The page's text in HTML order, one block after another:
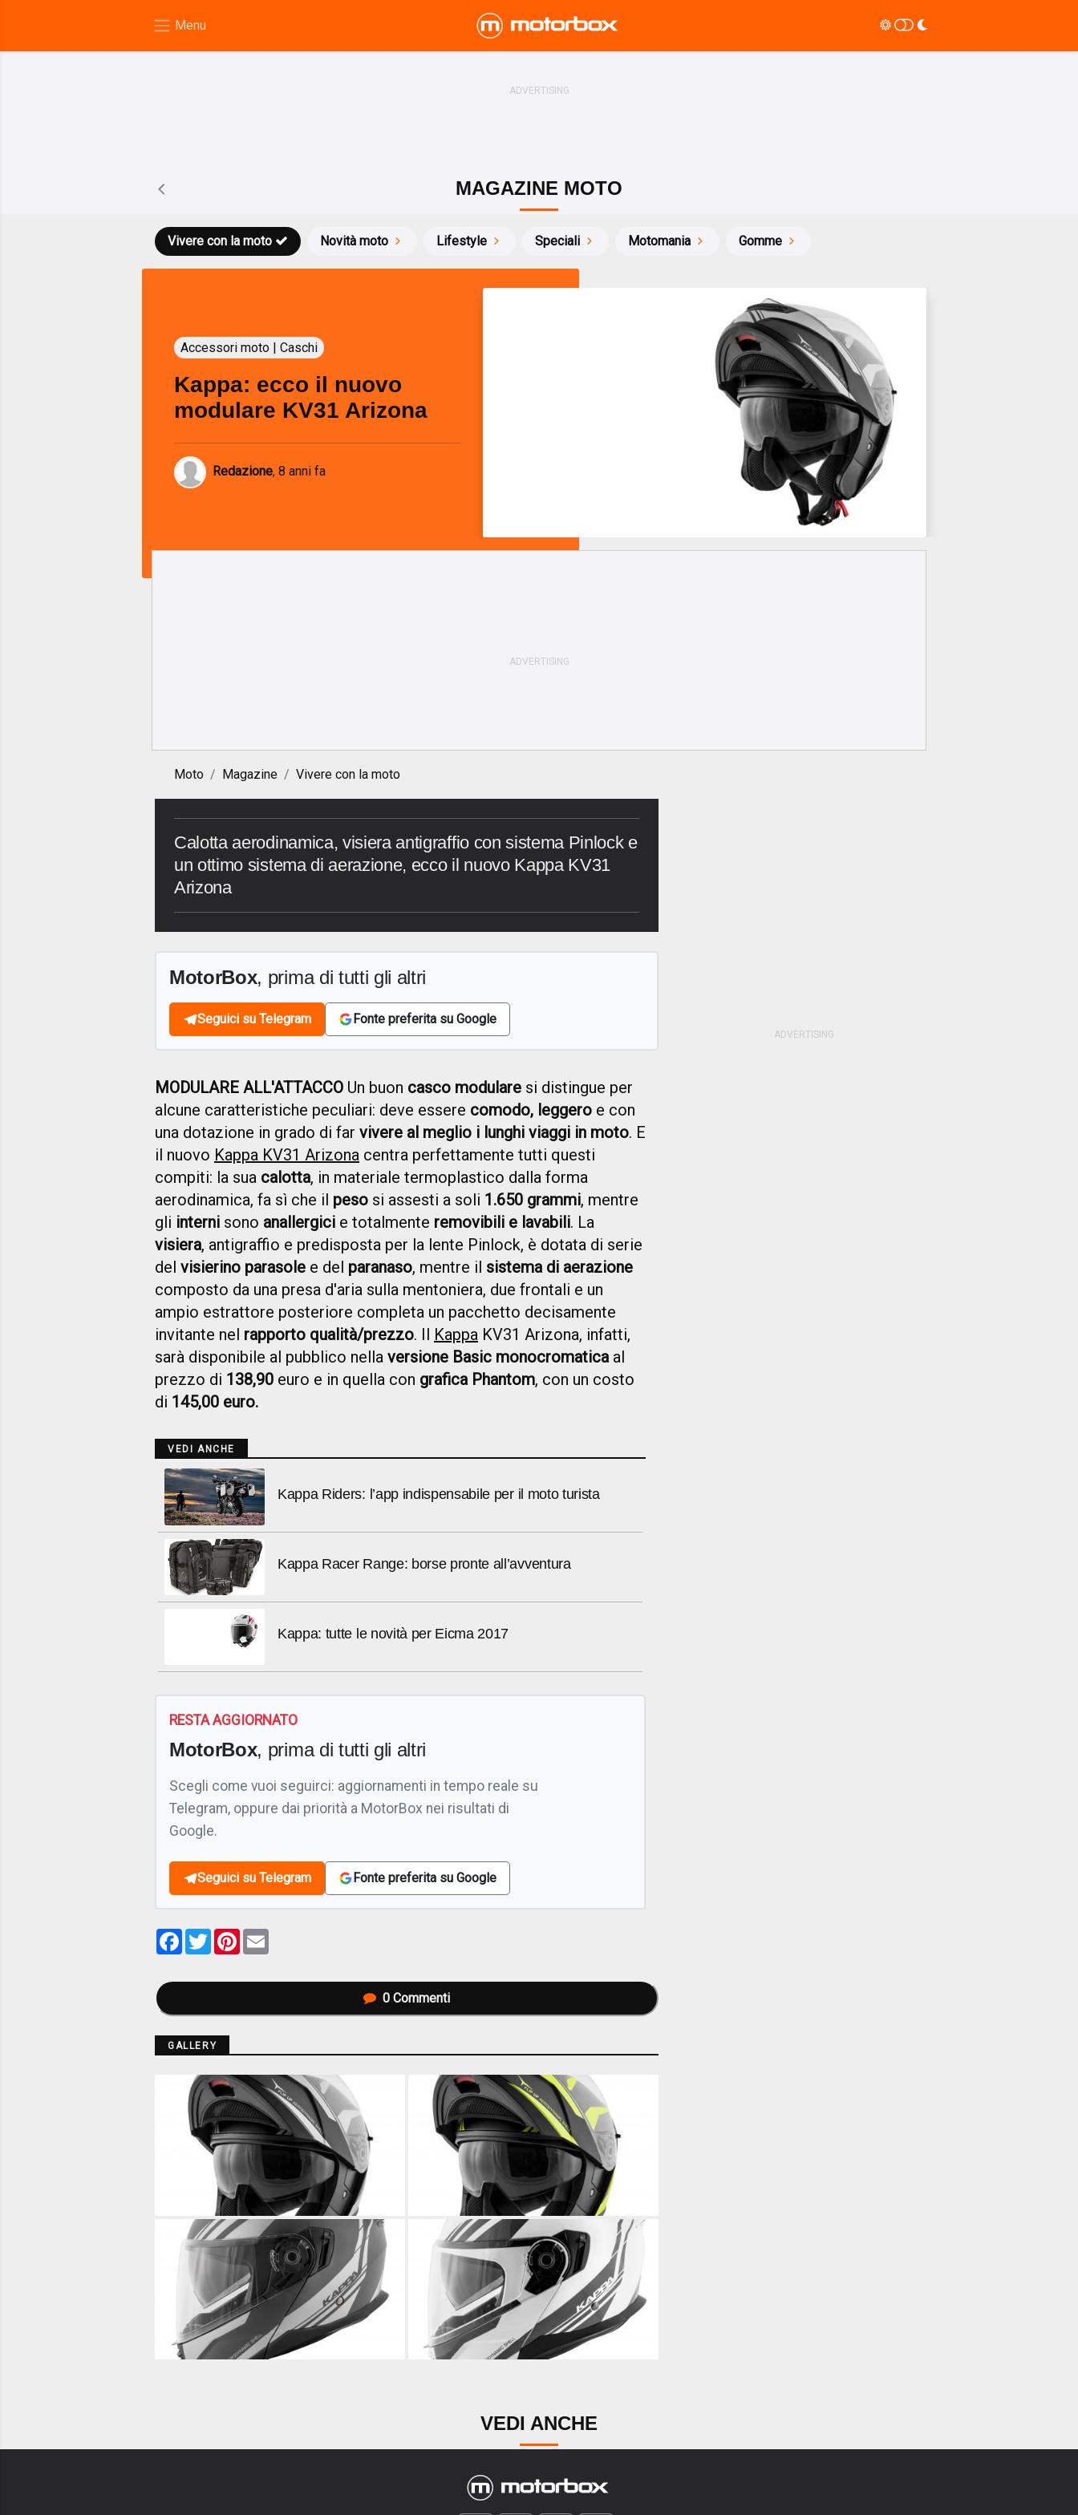
MAGAZINE MOTO
Novità moto
Vivere con la moto Lifestyle Speciali Motomania Gomme
Accessori moto | Caschi
Kappa: ecco il nuovo
modulare KV31 Arizona
Redazione, 8 anni fa
Moto Magazine Vivere con la moto
Calotta aerodinamica, visiera antigraffio con sistema Pinlock e
un ottimo sistema di aerazione, ecco il nuovo Kappa KV31
Arizona
MotorBox, prima di tutti gli altri
Seguici su Telegram Fonte preferita su Google
MODULARE ALL'ATTACCO Un buon casco modulare si distingue per
alcune caratteristiche peculiari: deve essere comodo, leggero e con
una dotazione in grado di far vivere al meglio i lunghi viaggi in moto. E
il nuovo Kappa KV31 Arizona centra perfettamente tutti questi
compiti: la sua calotta, in materiale termoplastico dalla forma
aerodinamica, fa sì che il peso si assesti a soli 1.650 grammi, mentre
gli interni sono anallergici e totalmente removibili e lavabili. La
visiera, antigraffio e predisposta per la lente Pinlock, è dotata di serie
del visierino parasole e del paranaso, mentre il sistema di aerazione
composto da una presa d'aria sulla mentoniera, due frontali e un
ampio estrattore posteriore completa un pacchetto decisamente
invitante nel rapporto qualità/prezzo. Il Kappa KV31 Arizona, infatti,
sarà disponibile al pubblico nella versione Basic monocromaticaal
prezzo di 138,90 euro e in quella con grafica Phantom, con un costo
di 145,00 euro.
VEDI ANCHE
Kappa Riders: l’app indispensabile per il moto turista
Kappa Racer Range: borse pronte all’avventura
Kappa: tutte le novità per Eicma 2017
RESTA AGGIORNATO
MotorBox, prima di tutti gli altri
Scegli come vuoi seguirci: aggiornamenti in tempo reale su
Telegram, oppure dai priorità a MotorBox nei risultati di
Google.
Seguici su Telegram Fonte preferita su Google
Facebook
TwitterPinterest
0 Commenti
GALLERY
VEDI ANCHE